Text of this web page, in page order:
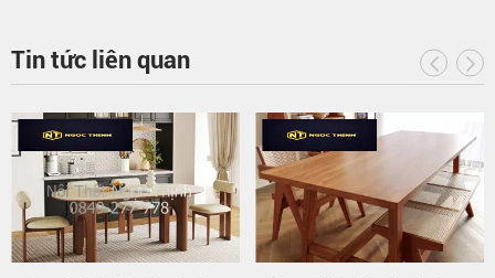
Tin tức liên quan